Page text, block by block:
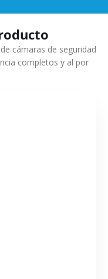
cámaras de seguridad
completos y al por